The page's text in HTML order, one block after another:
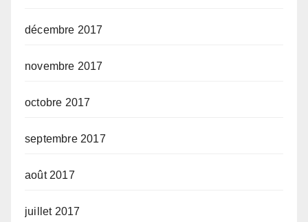
décembre 2017
novembre 2017
octobre 2017
septembre 2017
août 2017
juillet 2017